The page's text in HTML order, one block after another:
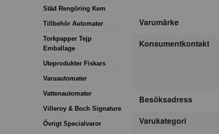
Städ Rengöring Kem
Tillbehör Automater
Torkpapper Tejp
Emballage
Uteprodukter Fiskars
Varuautomater
Vattenautomater
Villeroy & Boch Signature
Övrigt Specialvaror
Varumärke
Konsumentkontakt
Besöksadress
Varukategori